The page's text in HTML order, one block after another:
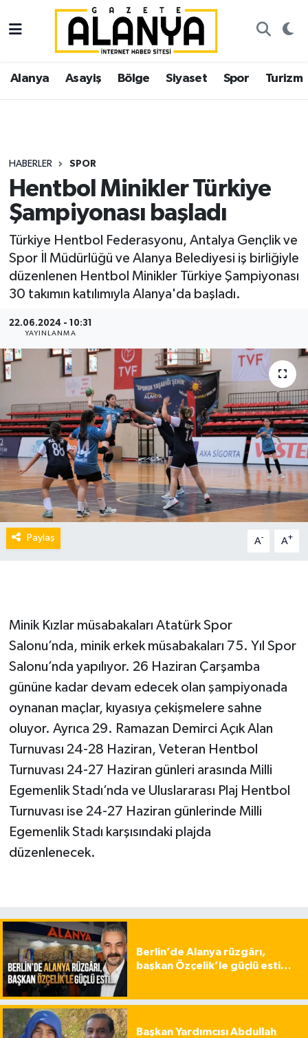
Alanya Asayiş Bölge Siyaset Spor Turizm
HABERLER SPOR
Hentbol Minikler Türkiye
Şampiyonası başladı
Türkiye Hentbol Federasyonu, Antalya Gençlik ve
Spor İl Müdürlüğü ve Alanya Belediyesi iş birliğiyle
düzenlenen Hentbol Minikler Türkiye Şampiyonası
30 takımın katılımıyla Alanya'da başladı.
22.06.2024 - 10:31
YAYINLANMA
Paylaş A- A+
Minik Kızlar müsabakaları Atatürk Spor
Salonu’nda, minik erkek müsabakaları 75. Yıl Spor
Salonu’nda yapılıyor. 26 Haziran Çarşamba
gününe kadar devam edecek olan şampiyonada
oynanan maçlar, kıyasıya çekişmelere sahne
oluyor. Ayrıca 29. Ramazan Demirci Açık Alan
Turnuvası 24-28 Haziran, Veteran Hentbol
Turnuvası 24-27 Haziran günleri arasında Milli
Egemenlik Stadı’nda ve Uluslararası Plaj Hentbol
Turnuvası ise 24-27 Haziran günlerinde Milli
Egemenlik Stadı karşısındaki plajda
düzenlenecek.
Berlin’de Alanya rüzgârı,
başkan Özçelik’le güçlü esti…
Başkan Yardımcısı Abdullah
Alanya
Asayiş
Siyaset
Spor
Turizm
Ekonomi
Gazipaşa
İstanbul Nöbetçi Eczaneler
İstanbul Hava Durumu
Süper Lig Puan Durumu ve Fikstür
Tüm Manşetler
Son Dakika Haberleri
Haber Arşivi